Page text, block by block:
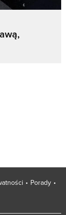
Porady